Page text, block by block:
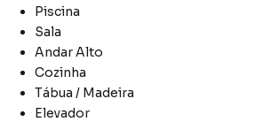
Piscina
Sala
Andar Alto
Cozinha
Tábua / Madeira
Elevador